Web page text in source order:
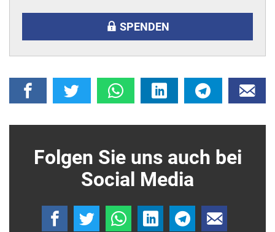
SPENDEN
Folgen Sie uns auch bei
Social Media